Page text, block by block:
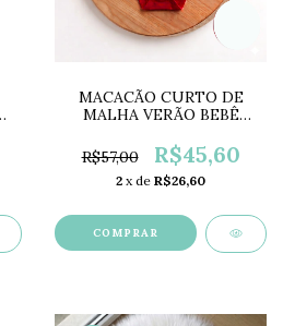
MACACÃO CURTO DE
MALHA VERÃO BEBÊ
R$57,00
R$45,60
2 x de R$26,60
COMPRAR